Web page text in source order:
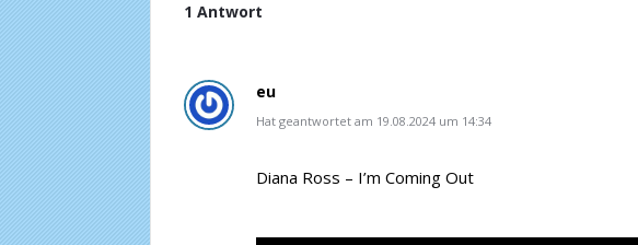
1 Antwort
eu
Hat geantwortet am 19.08.2024 um 14:34
Diana Ross – I’m Coming Out